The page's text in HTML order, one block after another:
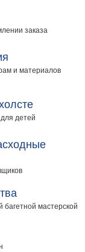
заказа
и материалов
детей
мастерской